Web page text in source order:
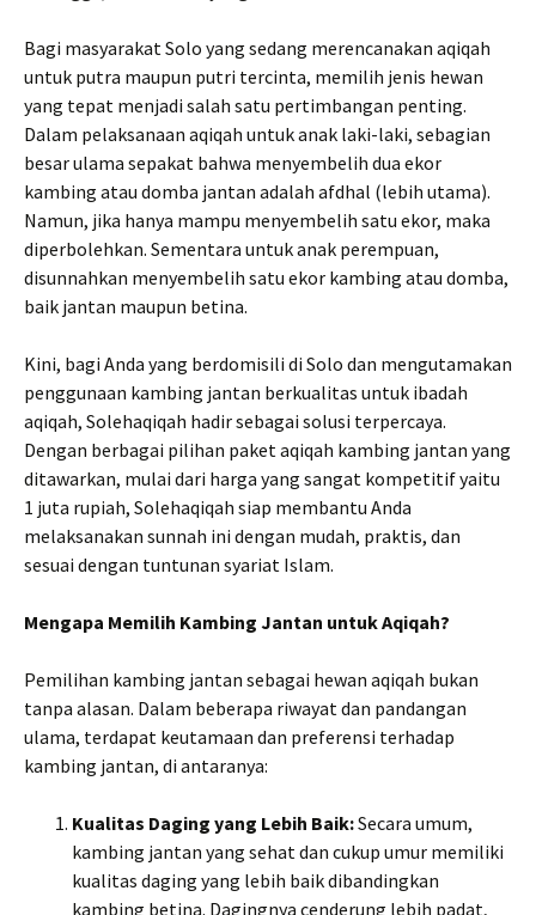
Bagi masyarakat Solo yang sedang merencanakan aqiqah
untuk putra maupun putri tercinta, memilih jenis hewan
yang tepat menjadi salah satu pertimbangan penting.
Dalam pelaksanaan aqiqah untuk anak laki-laki, sebagian
besar ulama sepakat bahwa menyembelih dua ekor
kambing atau domba jantan adalah afdhal (lebih utama).
Namun, jika hanya mampu menyembelih satu ekor, maka
diperbolehkan. Sementara untuk anak perempuan,
disunnahkan menyembelih satu ekor kambing atau domba,
baik jantan maupun betina.
Kini, bagi Anda yang berdomisili di Solo dan mengutamakan
penggunaan kambing jantan berkualitas untuk ibadah
aqiqah, Solehaqiqah hadir sebagai solusi terpercaya.
Dengan berbagai pilihan paket aqiqah kambing jantan yang
ditawarkan, mulai dari harga yang sangat kompetitif yaitu
1 juta rupiah, Solehaqiqah siap membantu Anda
melaksanakan sunnah ini dengan mudah, praktis, dan
sesuai dengan tuntunan syariat Islam.
Mengapa Memilih Kambing Jantan untuk Aqiqah?
Pemilihan kambing jantan sebagai hewan aqiqah bukan
tanpa alasan. Dalam beberapa riwayat dan pandangan
ulama, terdapat keutamaan dan preferensi terhadap
kambing jantan, di antaranya:
Kualitas Daging yang Lebih Baik:Secara umum,
kambing jantan yang sehat dan cukup umur memiliki
kualitas daging yang lebih baik dibandingkan
kambing betina. Dagingnya cenderung lebih padat,